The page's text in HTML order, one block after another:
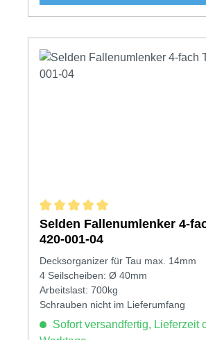
Durchschnittliche Bewertung von
Selden Fallenumlenker 4-
420-001-04
Decksorganizer für Tau max. 14mm
4 Seilscheiben: Ø 40mm
Arbeitslast: 700kg
Schrauben nicht im Lieferumfang
Sofort versandfertig, Lieferzeit